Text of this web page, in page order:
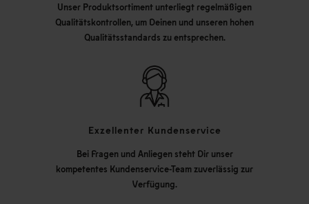
Unser Produktsortiment unterliegt regelmäßigen
Qualitätskontrollen, um Deinen und unseren hohen
Qualitätsstandards zu entsprechen.
Exzellenter Kundenservice
Bei Fragen und Anliegen steht Dir unser
kompetentes Kundenservice-Team zuverlässig zur
Verfügung.